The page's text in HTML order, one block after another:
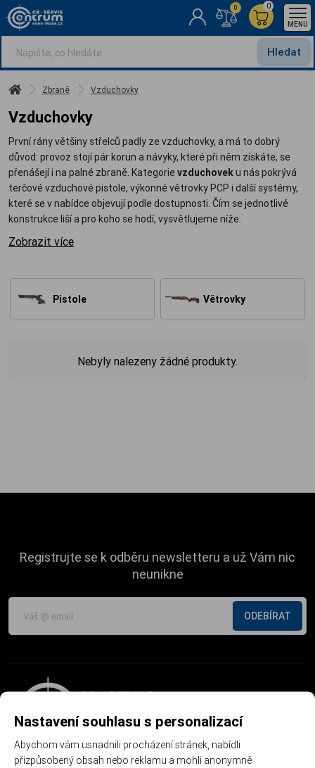
Hledat
0
0
MENU
Zbraně Vzduchovky
Vzduchovky
První rány většiny střelců padly ze vzduchovky, a má to dobrý
důvod: provoz stojí pár korun a návyky, které při něm získáte, se
přenášejí i na palné zbraně. Kategorievzduchoveku nás pokrývá
terčové vzduchové pistole, výkonné větrovky PCP i další systémy,
které se v nabídce objevují podle dostupnosti. Čím se jednotlivé
konstrukce liší a pro koho se hodí, vysvětlujeme níže.
Zobrazit více
Pistole Větrovky
Nebyly nalezeny žádné produkty.
Registrujte se k odběru newsletteru a už Vám nic
neunikne
ODEBÍRAT
Nastavení souhlasu s personalizací
Abychom vám usnadnili procházení stránek, nabídli
přizpůsobený obsah nebo reklamu a mohli anonymně